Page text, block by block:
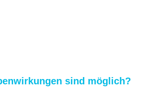
sind möglich?